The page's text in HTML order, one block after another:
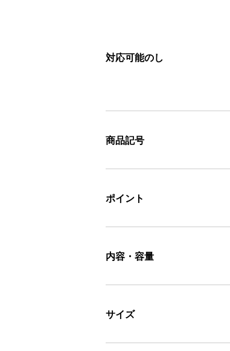
対応可能のし
商品記号
ポイント
内容・容量
サイズ